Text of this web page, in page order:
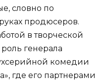
словно по
продюсеров.
в творческой
генерала
комедии
где его партнерами